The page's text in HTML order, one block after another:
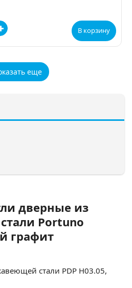
В корзину
еще
дверные из
Portuno
графит
стали PDP Н03.05,